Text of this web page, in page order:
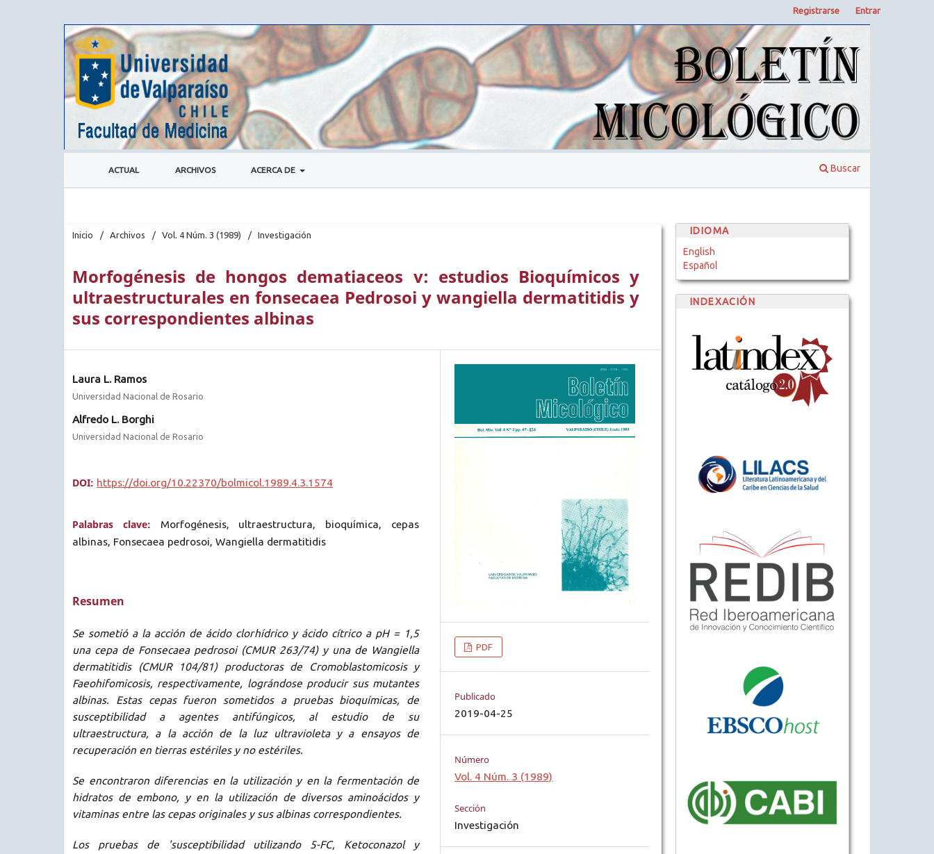
ACTUAL ARCHIVOS ACERCA DE Buscar
Registrarse Entrar
Inicio / Archivos / Vol. 4 Núm. 3 (1989) / Investigación
Morfogénesis de hongos dematiaceos v: estudios Bioquímicos y
ultraestructurales en fonsecaea Pedrosoi y wangiella dermatitidis y
sus correspondientes albinas
Laura L. Ramos
Universidad Nacional de Rosario
Alfredo L. Borghi
Universidad Nacional de Rosario
DOI: https://doi.org/10.22370/bolmicol.1989.4.3.1574
Palabras clave:
Morfogénesis, ultraestructura, bioquímica, cepas
albinas, Fonsecaea pedrosoi, Wangiella dermatitidis
Resumen
Se sometió a la acción de ácido clorhídrico y ácido cítrico a pH = 1,5
una cepa de Fonsecaea pedrosoi (CMUR 263/74) y una de Wangiella
dermatitidis (CMUR 104/81) productoras de Cromoblastomicosis y
Faeohifomicosis, respectivamente, lográndose producir sus mutantes
albinas. Estas cepas fueron sometidos a pruebas bioquímicas, de
susceptibilidad a agentes antifúngicos, al estudio de su
ultraestructura, a la acción de la luz ultravioleta y a ensayos de
recuperación en tierras estériles y no estériles.
Se encontraron diferencias en la utilización y en la fermentación de
hidratos de embono, y en la utilización de diversos aminoácidos y
vitaminas entre las cepas originales y sus albinas correspondientes.
Los pruebas de 'susceptibilidad utilizando 5-FC, Ketoconazol y
PDF
Publicado
2019-04-25
Número
Vol. 4 Núm. 3 (1989)
Sección
Investigación
IDIOMA
English
Español
INDEXACIÓN